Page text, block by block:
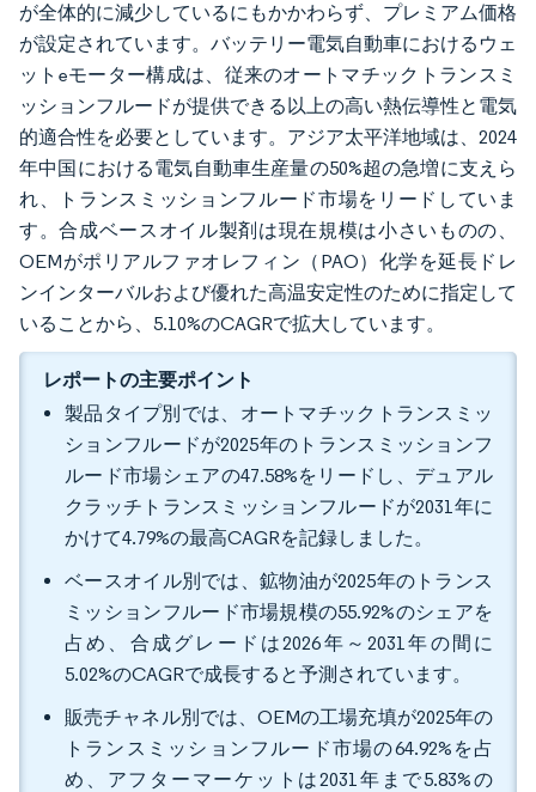
が全体的に減少しているにもかかわらず、プレミアム価格
が設定されています。バッテリー電気自動車におけるウェ
ットeモーター構成は、従来のオートマチックトランスミ
ッションフルードが提供できる以上の高い熱伝導性と電気
的適合性を必要としています。アジア太平洋地域は、2024
年中国における電気自動車生産量の50%超の急増に支えら
れ、トランスミッションフルード市場をリードしていま
す。合成ベースオイル製剤は現在規模は小さいものの、
OEMがポリアルファオレフィン（PAO）化学を延長ドレ
ンインターバルおよび優れた高温安定性のために指定して
いることから、5.10%のCAGRで拡大しています。
レポートの主要ポイント
製品タイプ別では、オートマチックトランスミッ
ションフルードが2025年のトランスミッションフ
ルード市場シェアの47.58%をリードし、デュアル
クラッチトランスミッションフルードが2031年に
かけて4.79%の最高CAGRを記録しました。
ベースオイル別では、鉱物油が2025年のトランス
ミッションフルード市場規模の55.92%のシェアを
占め、合成グレードは2026年～2031年の間に
5.02%のCAGRで成長すると予測されています。
販売チャネル別では、OEMの工場充填が2025年の
トランスミッションフルード市場の64.92%を占
め、アフターマーケットは2031年まで5.83%の